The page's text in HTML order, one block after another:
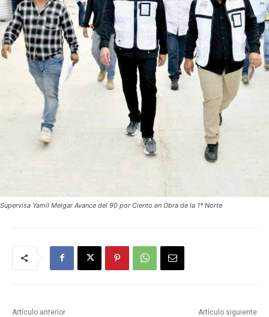
Supervisa Yamil Melgar Avance del 90 por Ciento en Obra de la 1ª Norte
Artículo anterior Artículo siguiente